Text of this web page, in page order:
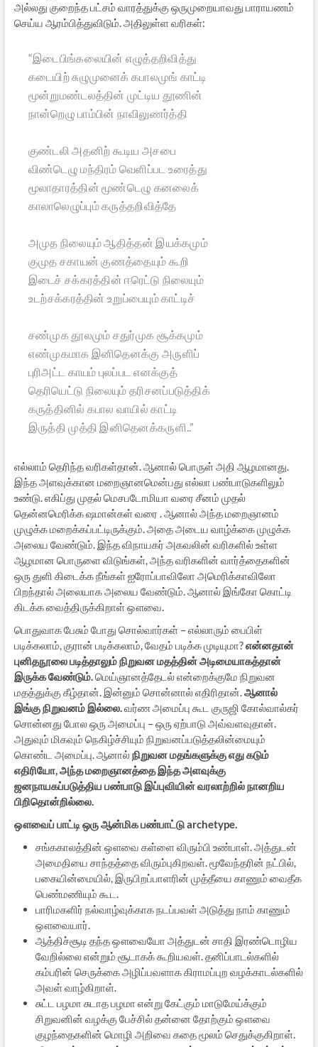
அல்லது குறைந்த பட்சம் வாரத்துக்கு ஒருமுறையாவது பாராயணம்
செய்ய ஆரம்பித்துவிடும். அதிலுள்ள வரிகள்:
“இடைபிங்கலையின் எழுத்தறிவித்து
கடையிற் சுழுமுனைக் கபாலமுங் காட்டி
மூன்றுமண்டலத்தின் முட்டிய தூணின்
நான்றெழு பாம்பின் நாவிலுணர்த்தி
குண்டலி அதனிற் கூடிய அசபை
விண்டெழு மந்திரம் வெளிப்பட உரைத்து
மூலாதாரத்தின் மூண்டெழு கனலைக்
காலாலெழுப்பும் கருத்தறிவித்தே
அமுத நிலையும் ஆதித்தன் இயக்கமும்
குமுத சகாயன் குணத்தையும் கூறி
இடைச் சக்கரத்தின் ஈரெட்டு நிலையும்
உடற்சக்கரத்தின் உறுப்பையும் காட்டிச்
சண்முக தூலமும் சதுர்முக சூக்கமும்
எண்முகமாக இனிதெனக்கு அருளிப்
புரிஅட்ட காயம் புலப்பட எனக்குத்
தெரியெட்டு நிலையும் தரிசனப்படுத்திக்
கருத்தினில் கபால வாயில் காட்டி
இருத்தி முத்தி இனிதெனக்கருளி..”
எல்லாம் தெரிந்த வரிகள்தான். ஆனால் பொருள் அதி ஆழமானது.
இந்த அளவுக்கான மறைஞானமென்பது எல்லா பண்பாடுகளிலும்
உண்டு. எகிப்து முதல் மெசபடோமியா வரை சீனம் முதல்
தென்னமெரிக்க ஷமான்கள் வரை . ஆனால் அந்த மறைஞானம்
முழுக்க மறைக்கப்பட்டிருக்கும். அதை அடைய வாழ்க்கை முழுக்க
அலைய வேண்டும். இந்த விநாயகர் அகவலின் வரிகளில் உள்ள
ஆழமான பொருளை விடுங்கள், அந்த வரிகளின் வார்த்தைகளின்
ஒரு துளி கிடைக்க நீங்கள் ஐரோப்பாவிலோ அமெரிக்காவிலோ
பிறந்தால் அலையாக அலைய வேண்டும். ஆனால் இங்கோ கொட்டி
கிடக்க வைத்திருக்கிறாள் ஔவை.
பொதுவாக பேசும் போது சொல்வார்கள் – எல்லாரும் பைபிள்
படிக்கலாம், குரான் படிக்கலாம், வேதம் படிக்க முடியுமா?என்னதான்
புனிதநூலை படித்தாலும் நிறுவன மதத்தின் அடிமையாகத்தான்
இருக்க வேண்டும்.மெய்ஞானத்தேடல் என்றைக்குமே நிறுவன
மதத்துக்கு கீழ்தான். இன்னும் சொன்னால் எதிரிதான்.ஆனால்
இங்கு நிறுவனம் இல்லை.வர்ண அமைப்பு கூட குருஜி கோல்வால்கர்
சொன்னது போல ஒரு அமைப்பு – ஒரு ஏற்பாடு அவ்வளவுதான்.
அதுவும் மிகவும் நெகிழ்ச்சியும் நிறுவனப்படுத்தலின்மையும்
கொண்ட அமைப்பு. ஆனால்நிறுவன மதங்களுக்கு எது கடும்
எதிரியோ, அந்த மறைஞானத்தை இந்த அளவுக்கு
ஜனநாயகப்படுத்திய பண்பாடு இப்புவியின் வரலாற்றில் நானறிய
பிறிதொன்றில்லை.
ஔவைப் பாட்டி ஒரு ஆன்மிக பண்பாட்டு archetype.
சங்ககாலத்தின் ஔவை கள்ளை விரும்பி உண்பாள். அத்துடன்
அமைதியை சாந்தத்தை விரும்புகிறவள். மூவேந்தரின் நட்பில்,
பகையின்மையில், இருபிறப்பாளரின் முத்தீயை காணும் வைதீக
பெண்மணியும் கூட.
பாரிமகளிர் நல்வாழ்வுக்காக நடப்பவள் அடுத்து நாம் காணும்
ஔவையார்.
ஆத்திச்சூடி தந்த ஔவையோ அத்துடன் சாதி இரண்டொழிய
வேறில்லை என்றும் சூடாகக் கூறியவள். தனிப்பாடல்களில்
கம்பரின் செருக்கை அழிப்பவளாக கிராமப்புற வழக்காடல்களில்
அவள் வாழ்கிறாள்.
சுட்ட பழமா சுடாத பழமா என்று கேட்கும் மாடுமேய்க்கும்
சிறுவனின் வழக்கு பேச்சில் தன்னை தோற்கும் ஔவை
குழந்தைகளின் மொழி அறிவை கதை மூலம் செதுக்குகிறாள்.